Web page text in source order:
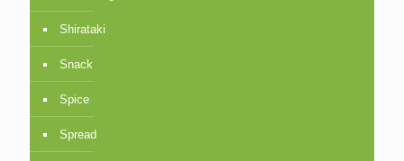
Shirataki
Snack
Spice
Spread